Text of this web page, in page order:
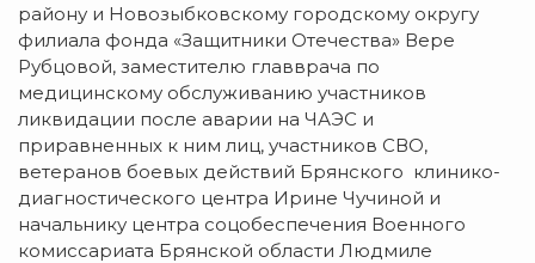
району и Новозыбковскому городскому округу
филиала фонда «Защитники Отечества» Вере
Рубцовой, заместителю главврача по
медицинскому обслуживанию участников
ликвидации после аварии на ЧАЭС и
приравненных к ним лиц, участников СВО,
ветеранов боевых действий Брянского клинико-
диагностического центра Ирине Чучиной и
начальнику центра соцобеспечения Военного
комиссариата Брянской области Людмиле